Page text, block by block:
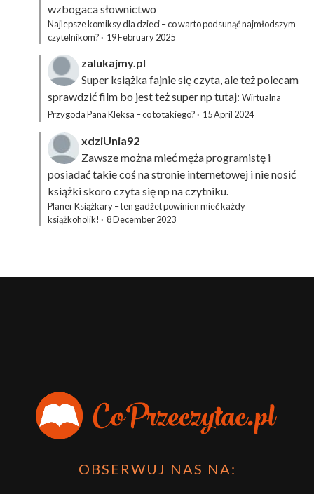
wzbogaca słownictwo
Najlepsze komiksy dla dzieci – co warto podsunąć najmłodszym
czytelnikom? · 19 February 2025
zalukajmy.pl
Super książka fajnie się czyta, ale też polecam
sprawdzić film bo jest też super np tutaj: Wirtualna
Przygoda Pana Kleksa – co to takiego? · 15 April 2024
xdziUnia92
Zawsze można mieć męża programistę i
posiadać takie coś na stronie internetowej i nie nosić
książki skoro czyta się np na czytniku.
Planer Książkary – ten gadżet powinien mieć każdy
książkoholik! · 8 December 2023
OBSERWUJ NAS NA: